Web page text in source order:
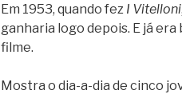
Em 1953, quando fez I Vitelloni
ganharia logo depois. E já era
filme.
Mostra o dia-a-dia de cinco